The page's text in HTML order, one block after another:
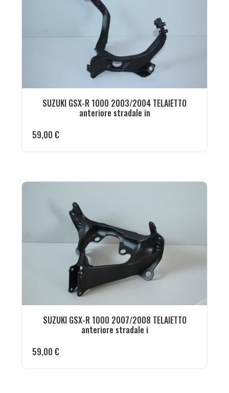
SUZUKI GSX-R 1000 2003/2004 TELAIETTO
anteriore stradale in
59,00 €
SUZUKI GSX-R 1000 2007/2008 TELAIETTO
anteriore stradale i
59,00 €